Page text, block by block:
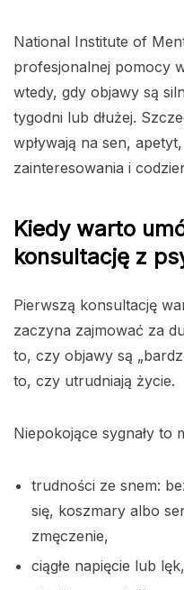
National Institute of
profesjonalnej pomocy
wtedy, gdy objawy są
tygodni lub dłużej.
wpływają na sen,
zainteresowania i
Kiedy warto
konsultację z
Pierwszą konsultację
zaczyna zajmować za
to, czy objawy są
to, czy utrudniają życie.
Niepokojące sygnały to
trudności ze snem:
się, koszmary albo
zmęczenie,
ciągłe napięcie lub